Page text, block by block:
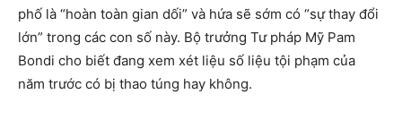
phố là “hoàn toàn gian dối” và hứa sẽ sớm có “sự thay đổi
lớn” trong các con số này. Bộ trưởng Tư pháp Mỹ Pam
Bondi cho biết đang xem xét liệu số liệu tội phạm của
năm trước có bị thao túng hay không.